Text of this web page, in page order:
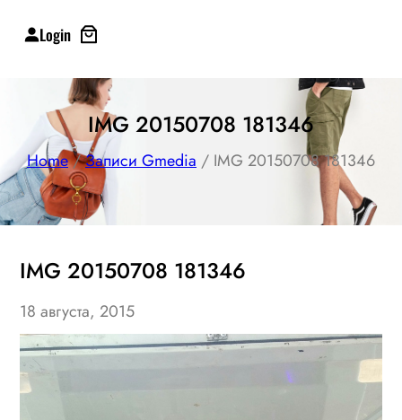
Login
IMG 20150708 181346
Home/Записи Gmedia / IMG 20150708 181346
IMG 20150708 181346
18 августа, 2015